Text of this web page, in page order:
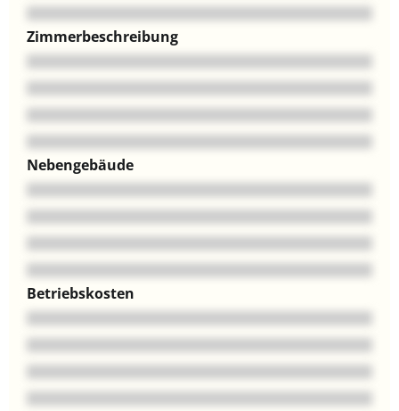
Zimmerbeschreibung
Nebengebäude
Betriebskosten